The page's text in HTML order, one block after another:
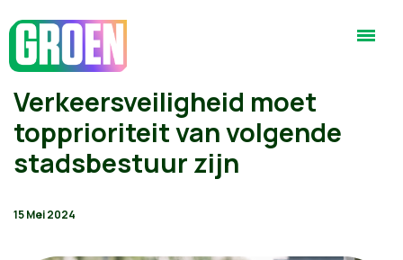
Verkeersveiligheid moet
topprioriteit van volgende
stadsbestuur zijn
15 Mei 2024